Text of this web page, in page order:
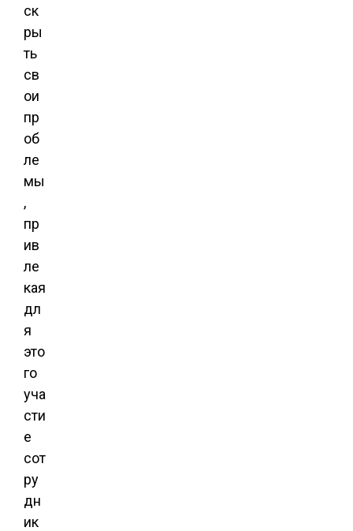
ск
ры
ть
св
ои
пр
об
ле
мы
,
пр
ив
ле
кая
дл
я
это
го
уча
сти
е
сот
ру
дн
ик